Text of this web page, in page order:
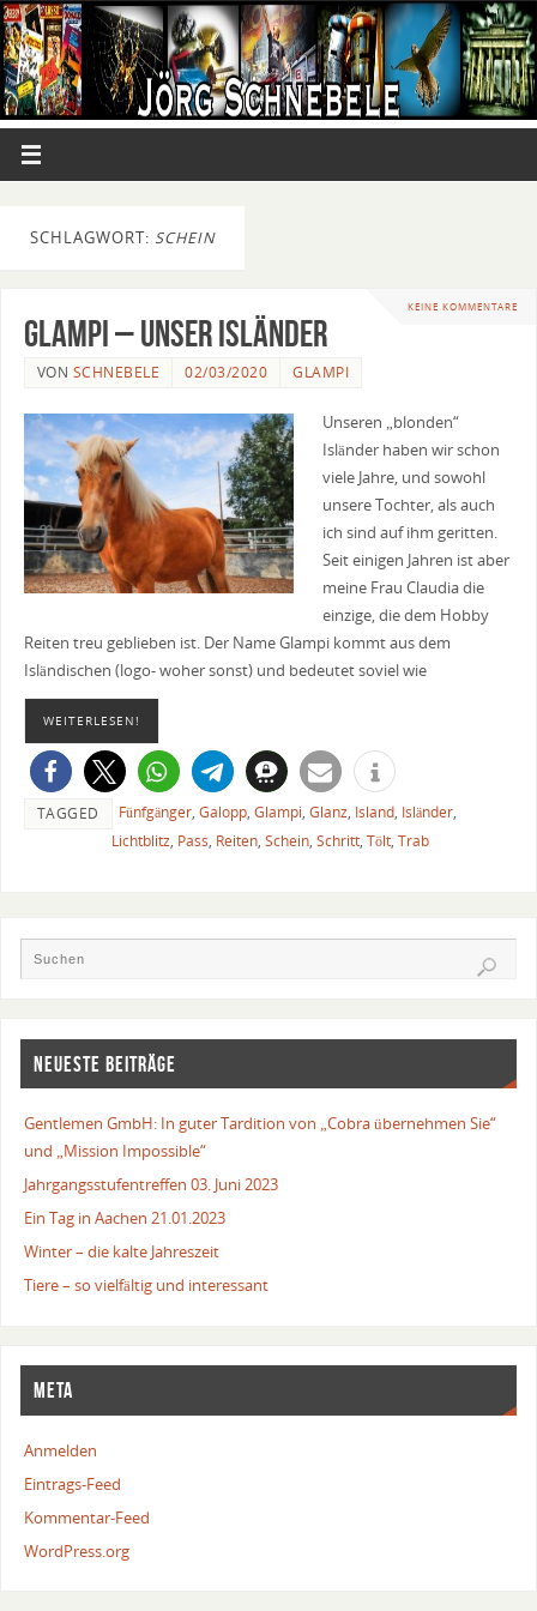
SCHLAGWORT: SCHEIN
KEINE KOMMENTARE
Glampi – unser Isländer
VON SCHNEBELE 02/03/2020 GLAMPI
Unseren „blonden“
Isländer haben wir schon
viele Jahre, und sowohl
unsere Tochter, als auch
ich sind auf ihm geritten.
Seit einigen Jahren ist aber
meine Frau Claudia die
einzige, die dem Hobby
Reiten treu geblieben ist. Der Name Glampi kommt aus dem
Isländischen (logo- woher sonst) und bedeutet soviel wie
WEITERLESEN!
TAGGED Fünfgänger, Galopp, Glampi, Glanz, Island, Isländer,
Lichtblitz, Pass, Reiten, Schein, Schritt, Tölt, Trab
NEUESTE BEITRÄGE
Gentlemen GmbH: In guter Tardition von „Cobra übernehmen Sie“
und „Mission Impossible“
Jahrgangsstufentreffen 03. Juni 2023
Ein Tag in Aachen 21.01.2023
Winter – die kalte Jahreszeit
Tiere – so vielfältig und interessant
META
Anmelden
Eintrags-Feed
Kommentar-Feed
WordPress.org